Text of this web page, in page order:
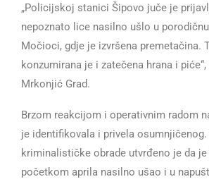
„Policijskoj stanici Šipovo juče je
nepoznato lice nasilno ušlo u
Močioci, gdje je izvršena premetačina.
konzumirana je i zatečena hrana i piće“,
Mrkonjić Grad.
Brzom reakcijom i operativnim radom
je identifikovala i privela
kriminalističke obrade utvrđeno je da
početkom aprila nasilno ušao i u